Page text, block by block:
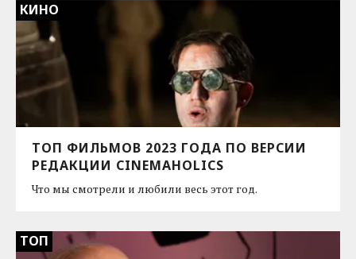
КИНО
ТОП ФИЛЬМОВ 2023 ГОДА ПО ВЕРСИИ
РЕДАКЦИИ CINEMAHOLICS
Что мы смотрели и любили весь этот год.
ТОП